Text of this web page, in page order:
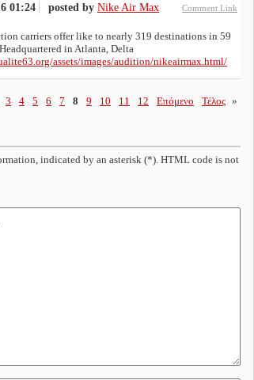
Comment Link
01:24 posted by Nike Air Max
carriers offer like to nearly 319 destinations in 59
in Atlanta, Delta
assets/images/audition/nikeairmax.html/
3 4 5 6 7 8 9 10 11 12 Επόμενο Τέλος »
indicated by an asterisk (*). HTML code is not